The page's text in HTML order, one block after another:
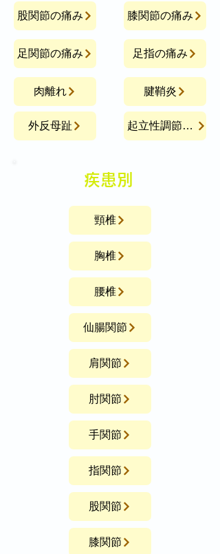
股関節の痛み
足関節の痛み
肉離れ
外反母趾
膝関節の痛み
足指の痛み
腱鞘炎
起立性調節障害
​疾患別
頸椎
胸椎
腰椎
仙腸関節
肩関節
肘関節
手関節
指関節
股関節
膝関節